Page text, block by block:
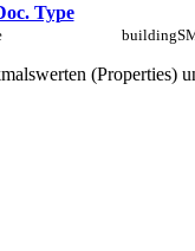
Type
(Properties)